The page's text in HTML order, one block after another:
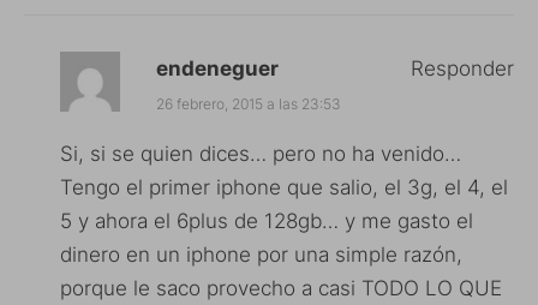
endeneguer
26 febrero, 2015 a las 23:53
Si, si se quien dices… pero no ha venido…
Tengo el primer iphone que salio, el 3g, el 4, el
5 y ahora el 6plus de 128gb… y me gasto el
dinero en un iphone por una simple razón,
porque le saco provecho a casi TODO LO QUE
Responder